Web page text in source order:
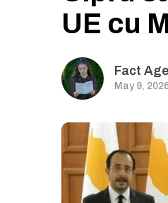
UE cu
Fact
May 9,